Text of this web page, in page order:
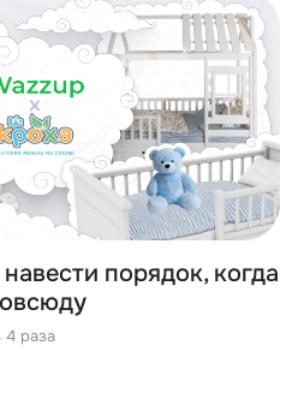
порядок, когда
4 раза